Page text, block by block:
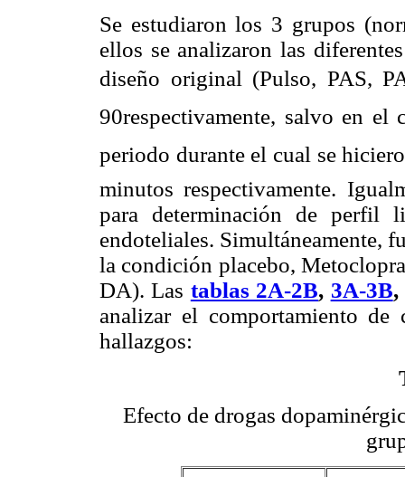
Se estudiaron los 3 grupos
ellos se analizaron las
diseño original (Pulso, PAS,
90respectivamente, salvo en
periodo durante el cual se
minutos respectivamente.
para determinación de perfil
endoteliales. Simultáneamente,
la condición placebo,
DA). Las tablas 2A-2B, 3A-3B,
analizar el comportamiento de
hallazgos:
Efecto de drogas